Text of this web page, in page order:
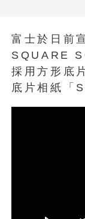
富士於日前
SQUARE
採用方形底
底片相紙「